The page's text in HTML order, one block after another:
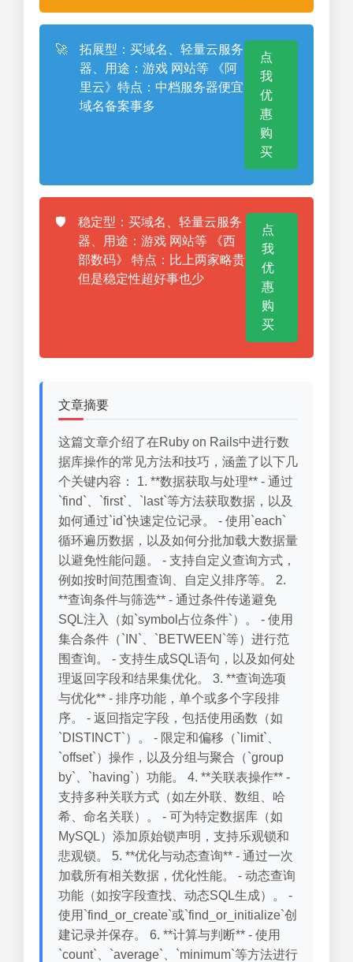
🚀
拓展型：买域名、轻量云服务
器、用途：游戏 网站等 《阿
里云》特点：中档服务器便宜
域名备案事多
点
我
优
惠
购
买
🛡️
稳定型：买域名、轻量云服务
器、用途：游戏 网站等 《西
部数码》 特点：比上两家略贵
但是稳定性超好事也少
点
我
优
惠
购
买
文章摘要
这篇文章介绍了在Ruby on Rails中进行数
据库操作的常见方法和技巧，涵盖了以下几
个关键内容： 1. **数据获取与处理** - 通过
`find`、`first`、`last`等方法获取数据，以及
如何通过`id`快速定位记录。 - 使用`each`
循环遍历数据，以及如何分批加载大数据量
以避免性能问题。 - 支持自定义查询方式，
例如按时间范围查询、自定义排序等。 2.
**查询条件与筛选** - 通过条件传递避免
SQL注入（如`symbol占位条件`）。 - 使用
集合条件（`IN`、`BETWEEN`等）进行范
围查询。 - 支持生成SQL语句，以及如何处
理返回字段和结果集优化。 3. **查询选项
与优化** - 排序功能，单个或多个字段排
序。 - 返回指定字段，包括使用函数（如
`DISTINCT`）。 - 限定和偏移（`limit`、
`offset`）操作，以及分组与聚合（`group
by`、`having`）功能。 4. **关联表操作** -
支持多种关联方式（如左外联、数组、哈
希、命名关联）。 - 可为特定数据库（如
MySQL）添加原始锁声明，支持乐观锁和
悲观锁。 5. **优化与动态查询** - 通过一次
加载所有相关数据，优化性能。 - 动态查询
功能（如按字段查找、动态SQL生成）。 -
使用`find_or_create`或`find_or_initialize`创
建记录并保存。 6. **计算与判断** - 使用
`count`、`average`、`minimum`等方法进行